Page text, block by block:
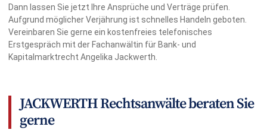
Dann lassen Sie jetzt Ihre Ansprüche und Verträge prüfen.
Aufgrund möglicher Verjährung ist schnelles Handeln geboten.
Vereinbaren Sie gerne ein kostenfreies telefonisches
Erstgespräch mit der Fachanwältin für Bank- und
Kapitalmarktrecht Angelika Jackwerth.
JACKWERTH Rechtsanwälte beraten Sie
gerne